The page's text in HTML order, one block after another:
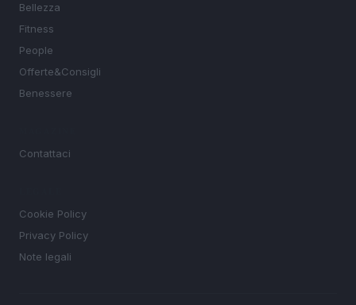
Bellezza
Fitness
People
Offerte&Consigli
Benessere
Contattaci
Cookie Policy
Privacy Policy
Note legali